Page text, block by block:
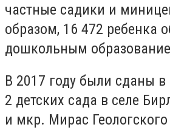
частные садики и
образом, 16 472 ребенка
дошкольным
В 2017 году были сданы
2 детских сада в селе
и мкр. Мирас Геологского